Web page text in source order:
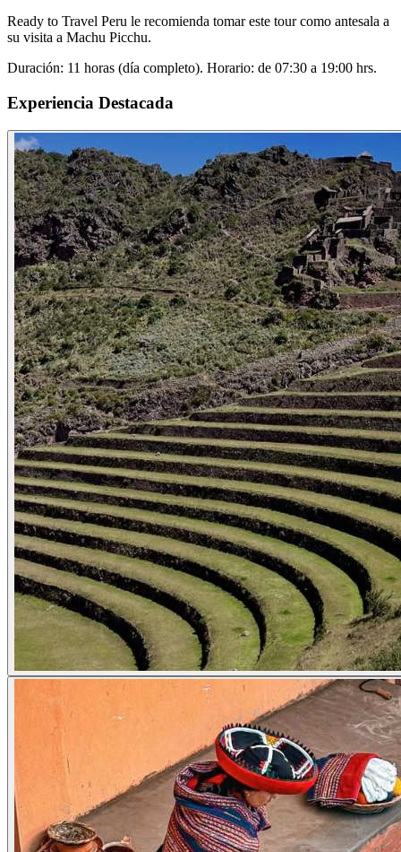
Ready to Travel Peru le recomienda tomar este tour como antesala a
su visita a Machu Picchu.
Duración: 11 horas (día completo). Horario: de 07:30 a 19:00 hrs.
Experiencia Destacada